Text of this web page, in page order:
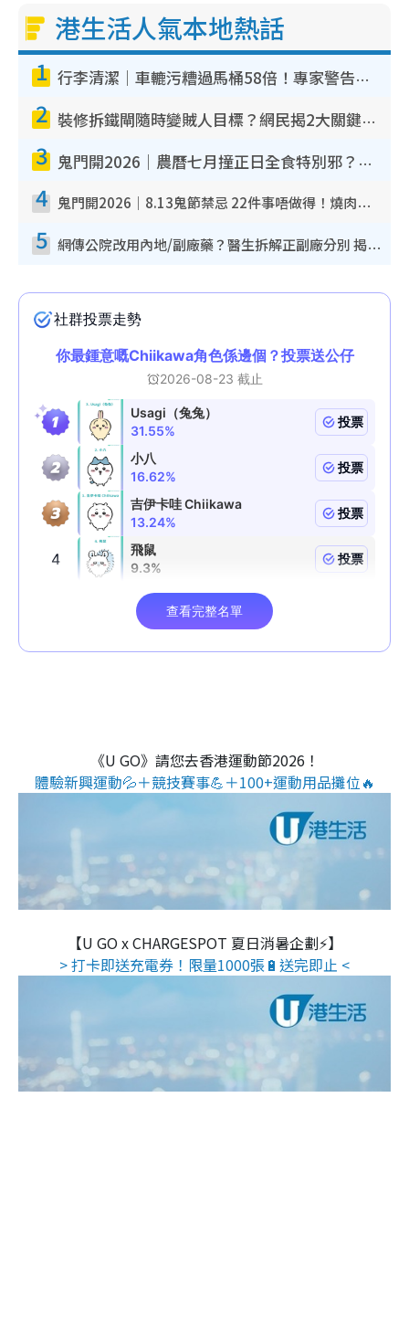
港生活人氣本地熱話
1 行李清潔｜車轆污糟過馬桶58倍！專家警告忌用酒精抹 教1招免污手除菌
2 裝修拆鐵閘隨時變賊人目標？網民揭2大關鍵用途：裝新式等於白裝？附新舊鐵閘分別
3 鬼門開2026｜農曆七月撞正日全食特別邪？專家警告切忌做一事！揭4大禁忌+2招保平安
4 鬼門開2026｜8.13鬼節禁忌 22件事唔做得！燒肉、刺身要少食？半夜勿吹口哨/打呢個電話
5 網傳公院改用內地/副廠藥？醫生拆解正副廠分別 揭4類人換藥隨時出事
《U GO》請您去香港運動節2026！
體驗新興運動💦＋競技賽事💪＋100+運動用品攤位🔥
【U GO x CHARGESPOT 夏日消暑企劃⚡】
> 打卡即送充電券！限量1000張🔋送完即止 <